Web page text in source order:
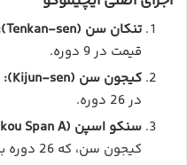
تنکان سن (Tenkan-sen):
قیمت در 9 دوره.
کیجون سن (Kijun-sen):
در 26 دوره.
سنکو اسپن A (Senkou Span A):
کیجون سن، که 26 دوره به جلو منتقل شده است.